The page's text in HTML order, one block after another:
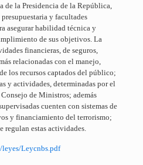
de la Presidencia de la República,
y facultades
asegurar habilidad técnica y
de sus objetivos. La
financieras, de seguros,
relacionadas con el manejo,
los recursos captados del público;
y actividades, determinadas por el
de Ministros; además
cuenten con sistemas de
y financiamiento del terrorismo;
regulan estas actividades.
Leycnbs.pdf